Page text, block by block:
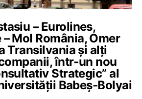
– Eurolines,
Mol România, Omer
Transilvania și alți
într-un nou
Strategic” al
Babeș-Bolyai